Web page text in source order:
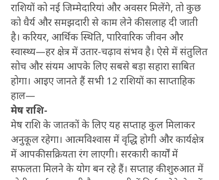
राशियों को नई जिम्मेदारियां और अवसर मिलेंगे, तो कुछ
को धैर्य और समझदारी से काम लेने की सलाह दी जाती
है। करियर, आर्थिक स्थिति, पारिवारिक जीवन और
स्वास्थ्य—हर क्षेत्र में उतार-चढ़ाव संभव है। ऐसे में संतुलित
सोच और संयम आपके लिए सबसे बड़ा सहारा साबित
होगा। आइए जानते हैं सभी 12 राशियों का साप्ताहिक
हाल—
मेष राशि-
मेष राशि के जातकों के लिए यह सप्ताह कुल मिलाकर
अनुकूल रहेगा। आत्मविश्वास में वृद्धि होगी और कार्यक्षेत्र
में आपकी सक्रियता रंग लाएगी। सरकारी कार्यों में
सफलता मिलने के योग बन रहे हैं। सप्ताह की शुरुआत में